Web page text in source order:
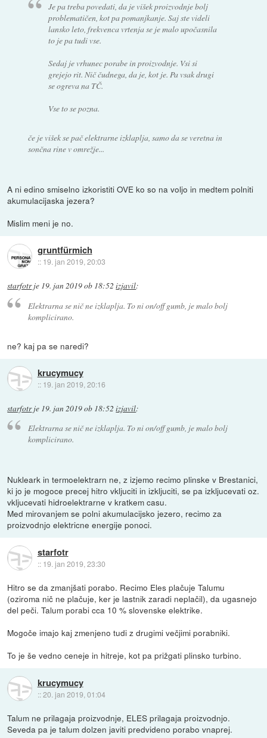
Je pa treba povedati, da je višek proizvodnje bolj
problematičen, kot pa pomanjkanje. Saj ste videli
lansko leto, frekvenca vrtenja se je malo upočasnila
to je pa tudi vse.
Sedaj je vrhunec porabe in proizvodnje. Vsi si
grejejo rit. Nič čudnega, da je, kot je. Pa vsak drugi
se ogreva na TČ.
Vse to se pozna.
če je višek se pač elektrarne izklaplja, samo da se veretna in
sončna rine v omrežje...
A ni edino smiselno izkoristiti OVE ko so na voljo in medtem polniti
akumulacijaska jezera?
Mislim meni je no.
gruntfürmich
:: 19. jan 2019, 20:03
starfotrje 19. jan 2019 ob 18:52 izjavil:
Elektrarna se nič ne izklaplja. To ni on/off gumb, je malo bolj
komplicirano.
ne? kaj pa se naredi?
krucymucy
:: 19. jan 2019, 20:16
starfotrje 19. jan 2019 ob 18:52 izjavil:
Elektrarna se nič ne izklaplja. To ni on/off gumb, je malo bolj
komplicirano.
Nukleark in termoelektrarn ne, z izjemo recimo plinske v Brestanici,
ki jo je mogoce precej hitro vkljuciti in izkljuciti, se pa izkljucevati oz.
vkljucevati hidroelektrarne v kratkem casu.
Med mirovanjem se polni akumulacijsko jezero, recimo za
proizvodnjo elektricne energije ponoci.
starfotr
:: 19. jan 2019, 23:30
Hitro se da zmanjšati porabo. Recimo Eles plačuje Talumu
(oziroma nič ne plačuje, ker je lastnik zaradi neplačil), da ugasnejo
del peči. Talum porabi cca 10 % slovenske elektrike.
Mogoče imajo kaj zmenjeno tudi z drugimi večjimi porabniki.
To je še vedno ceneje in hitreje, kot pa prižgati plinsko turbino.
krucymucy
::20. jan 2019, 01:04
Talum ne prilagaja proizvodnje, ELES prilagaja proizvodnjo.
Seveda pa je talum dolzen javiti predvideno porabo vnaprej.